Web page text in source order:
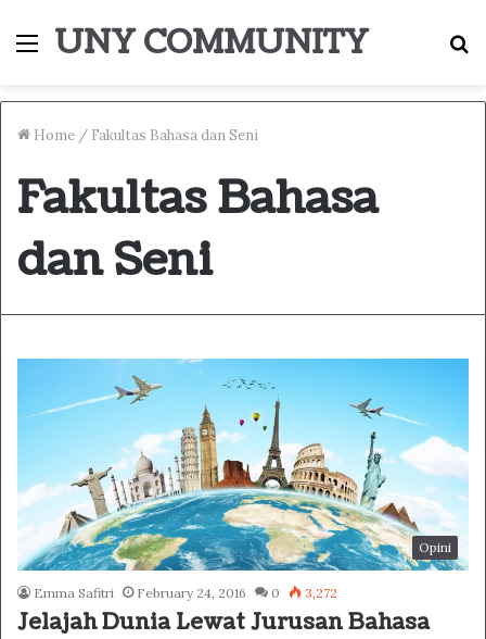
Menu
UNY COMMUNITY
Home / Fakultas Bahasa dan Seni
Fakultas Bahasa
dan Seni
Opini
Emma Safitri February 24, 2016 0 3,272
Jelajah Dunia Lewat Jurusan Bahasa